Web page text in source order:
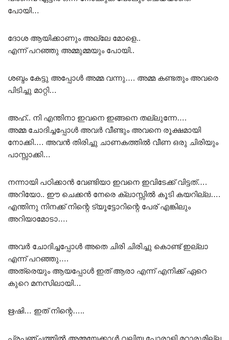
പോയി…
ദോശ ആയിക്കാണും അല്ലേ മോളെ..
എന്ന് പറഞ്ഞു അമ്മുമ്മയും പോയി..
ശബ്ദം കേട്ടു അപ്പോൾ അമ്മ വന്നു…. അമ്മ കണ്ടതും അവരെ
പിടിച്ചു മാറ്റി…
അഹ്.. നി എന്തിനാ ഇവനെ ഇങ്ങനെ തല്ലുന്നേ….
അമ്മ ചോദിച്ചപ്പോൾ അവർ വീണ്ടും അവനെ രൂക്ഷമായി
നോക്കി…. അവൻ തിരിച്ചു ചാണകത്തിൽ വീണ ഒരു ചിരിയും
പാസ്സാക്കി…
നന്നായി പഠിക്കാൻ വേണ്ടിയാ ഇവനെ ഇവിടേക്ക് വിട്ടത്….
അറിയോ.. ഈ ചെക്കൻ നേരെ ക്ലാസ്സിൽ കൂടി കയറില്ല….
എന്തിനു നിനക്ക് നിന്റെ ട്യൂട്ടോറിന്റെ പേര് എങ്കിലും
അറിയാമോടാ….
അവർ ചോദിച്ചപ്പോൾ അതെ ചിരി ചിരിച്ചു കൊണ്ട് ഇല്ലാ
എന്ന് പറഞ്ഞു….
അത്രെയും ആയപ്പോൾ ഇത് ആരാ എന്ന് എനിക്ക് ഏറെ
കുറെ മനസിലായി…
ഋഷി… ഇത് നിന്റെ…..
പ്രപഞ്ചത്തിൽ അമ്മയേക്കാൾ വലിയ പോരാളി മറ്റാരുമില്ല